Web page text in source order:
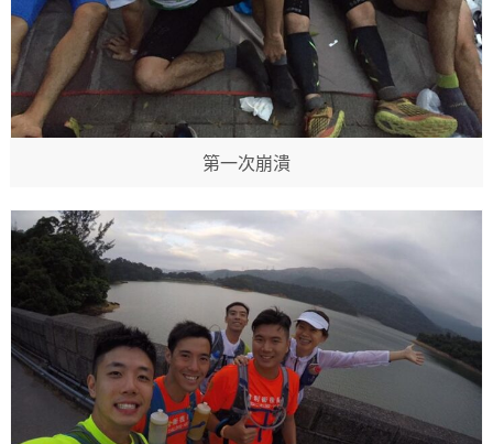
第一次崩潰